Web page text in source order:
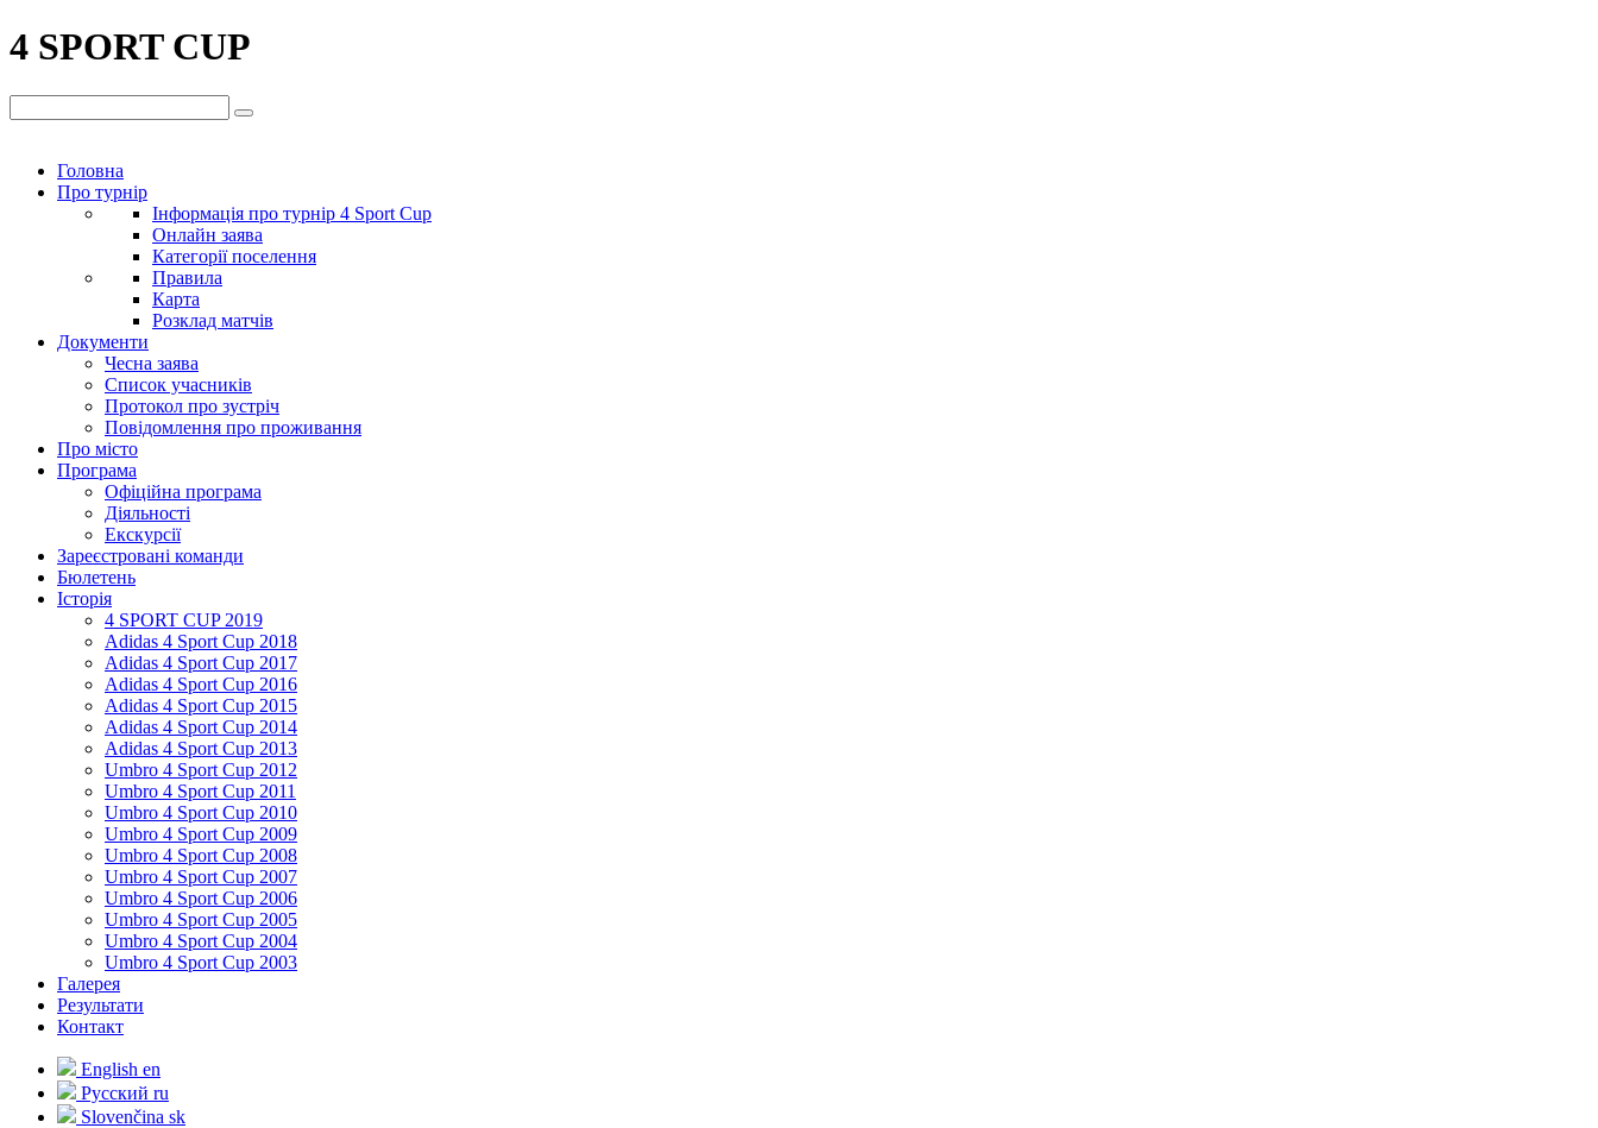
4 SPORT CUP
Головна
Про турнір
Інформація про турнір 4 Sport Cup
Онлайн заява
Категорії поселення
Правила
Карта
Розклад матчів
Документи
Чесна заява
Список учасників
Протокол про зустріч
Повідомлення про проживання
Про місто
Програма
Офіційна програма
Діяльності
Екскурсії
Зареєстровані команди
Бюлетень
Історія
4 SPORT CUP 2019
Adidas 4 Sport Cup 2018
Adidas 4 Sport Cup 2017
Adidas 4 Sport Cup 2016
Adidas 4 Sport Cup 2015
Adidas 4 Sport Cup 2014
Adidas 4 Sport Cup 2013
Umbro 4 Sport Cup 2012
Umbro 4 Sport Cup 2011
Umbro 4 Sport Cup 2010
Umbro 4 Sport Cup 2009
Umbro 4 Sport Cup 2008
Umbro 4 Sport Cup 2007
Umbro 4 Sport Cup 2006
Umbro 4 Sport Cup 2005
Umbro 4 Sport Cup 2004
Umbro 4 Sport Cup 2003
Галерея
Результати
Контакт
English en
Русский ru
Slovenčina sk